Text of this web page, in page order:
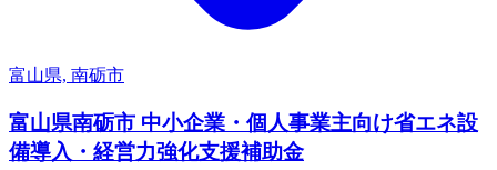
富山県, 南砺市
富山県南砺市 中小企業・個人事業主向け省エネ設
備導入・経営力強化支援補助金